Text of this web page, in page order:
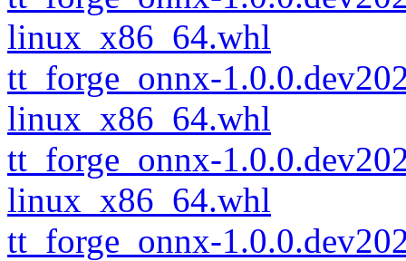
linux_x86_64.whl
tt_forge_onnx-
linux_x86_64.whl
tt_forge_onnx-
linux_x86_64.whl
tt_forge_onnx-